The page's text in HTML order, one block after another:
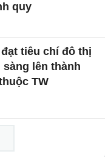
quy
tiêu chí đô thị
sàng lên thành
TW